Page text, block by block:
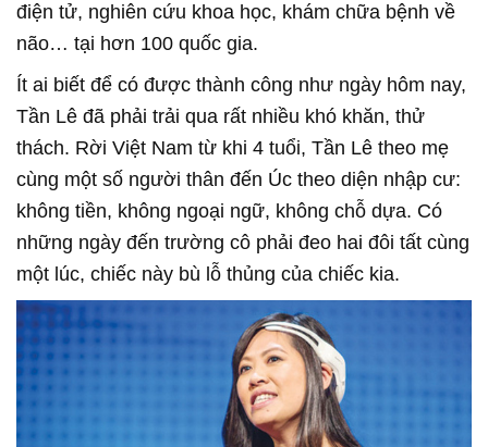
điện tử, nghiên cứu khoa học, khám chữa bệnh về
não… tại hơn 100 quốc gia.
Ít ai biết để có được thành công như ngày hôm nay,
Tần Lê đã phải trải qua rất nhiều khó khăn, thử
thách. Rời Việt Nam từ khi 4 tuổi, Tần Lê theo mẹ
cùng một số người thân đến Úc theo diện nhập cư:
không tiền, không ngoại ngữ, không chỗ dựa. Có
những ngày đến trường cô phải đeo hai đôi tất cùng
một lúc, chiếc này bù lỗ thủng của chiếc kia.